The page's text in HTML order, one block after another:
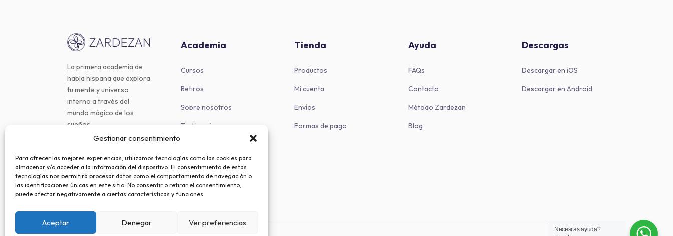
Gestionar consentimiento
Para ofrecer las mejores experiencias, utilizamos tecnologías como las cookies para
almacenar y/o acceder a la información del dispositivo. El consentimiento de estas
tecnologías nos permitirá procesar datos como el comportamiento de navegación o
las identificaciones únicas en este sitio. No consentir o retirar el consentimiento,
puede afectar negativamente a ciertas características y funciones.
Aceptar Denegar Ver preferencias
La primera academia de
habla hispana que explora
tu mente y universo
interno a través del
mundo mágico de los
sueños.
Academia
Cursos
Retiros
Sobre nosotros
Testimonios
Tienda
Productos
Mi cuenta
Envíos
Formas de pago
Ayuda
FAQs
Contacto
Método Zardezan
Blog
Descargas
Descargar en iOS
Descargar en Android
Necesitas ayuda?